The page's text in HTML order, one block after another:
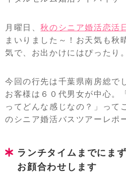
月曜日、秋のシニア婚活恋活
まいりました～！お天気も秋
気で、お出かけにはぴったり。
今回の行先は千葉県南房総で
お客様は６０代男女が中心。
ってどんな感じなの？」って
のシニア婚活バスツアーレポ
ランチタイムまでにま
お顔合わせします